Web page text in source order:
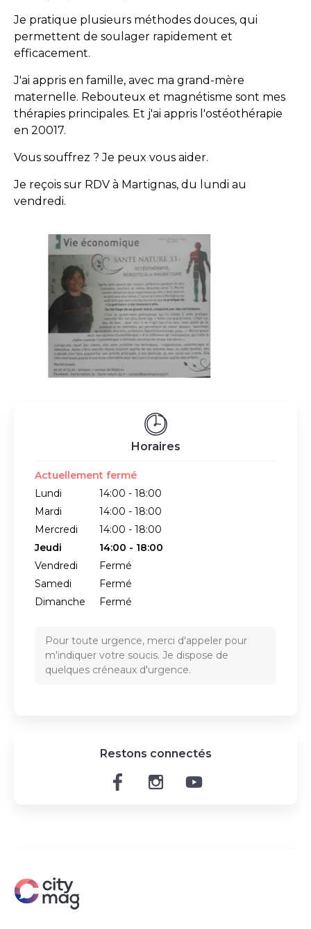
Je pratique plusieurs méthodes douces, qui
permettent de soulager rapidement et
efficacement.
J'ai appris en famille, avec ma grand-mère
maternelle. Rebouteux et magnétisme sont mes
thérapies principales. Et j'ai appris l'ostéothérapie
en 20017.
Vous souffrez ? Je peux vous aider.
Je reçois sur RDV à Martignas, du lundi au
vendredi.
Horaires
Actuellement fermé
Lundi
14:00 - 18:00
Mardi
14:00 - 18:00
Mercredi
14:00 - 18:00
Jeudi
14:00 - 18:00
Vendredi
Fermé
Samedi
Fermé
Dimanche
Fermé
Pour toute urgence, merci d'appeler pour
m'indiquer votre soucis. Je dispose de
quelques créneaux d'urgence.
Restons connectés